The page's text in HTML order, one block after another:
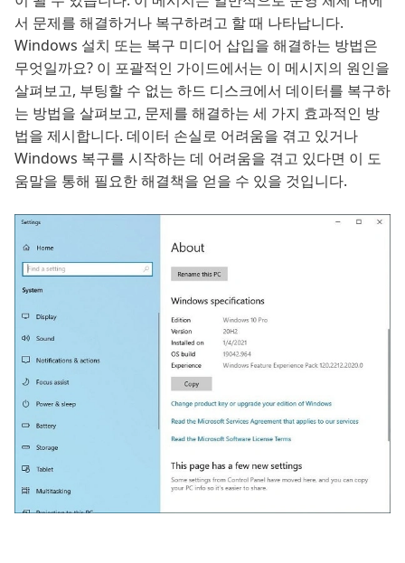
서 문제를 해결하거나 복구하려고 할 때 나타납니다.
Windows 설치 또는 복구 미디어 삽입을 해결하는 방법은
무엇일까요? 이 포괄적인 가이드에서는 이 메시지의 원인을
살펴보고, 부팅할 수 없는 하드 디스크에서 데이터를 복구하
는 방법을 살펴보고, 문제를 해결하는 세 가지 효과적인 방
법을 제시합니다. 데이터 손실로 어려움을 겪고 있거나
Windows 복구를 시작하는 데 어려움을 겪고 있다면 이 도
움말을 통해 필요한 해결책을 얻을 수 있을 것입니다.